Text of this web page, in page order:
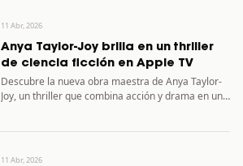
11 Abr, 2026
Anya Taylor-Joy brilla en un thriller
de ciencia ficción en Apple TV
Descubre la nueva obra maestra de Anya Taylor-
Joy, un thriller que combina acción y drama en un
11 Abr, 2026